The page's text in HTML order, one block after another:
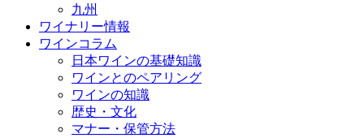
九州
ワイナリー情報
ワインコラム
日本ワインの基礎知識
ワインとのペアリング
ワインの知識
歴史・文化
マナー・保管方法